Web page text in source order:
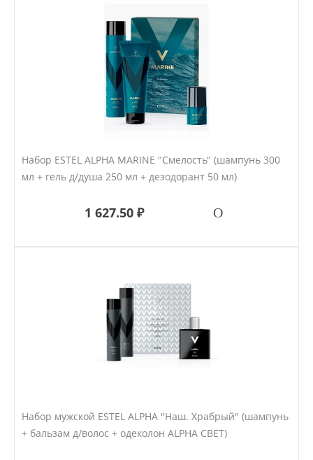
Набор ESTEL ALPHA MARINE "Смелость" (шампунь 300
мл + гель д/душа 250 мл + дезодорант 50 мл)
1 627.50 ₽
Набор мужской ESTEL ALPHA "Наш. Храбрый" (шампунь
+ бальзам д/волос + одеколон ALPHA СВЕТ)